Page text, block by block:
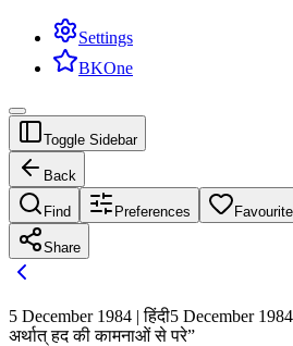
Settings
BKOne
Toggle Sidebar
Back
Find Preferences Favourite
Share
5 December 1984 | हिंदी5 December 1984
अर्थात् हद की कामनाओं से परे”